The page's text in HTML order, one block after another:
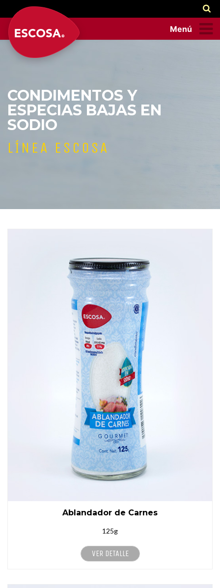
Menú
CONDIMENTOS Y
ESPECIAS BAJAS EN
SODIO
LÍNEA ESCOSA
Ablandador de Carnes
125g
VER DETALLE